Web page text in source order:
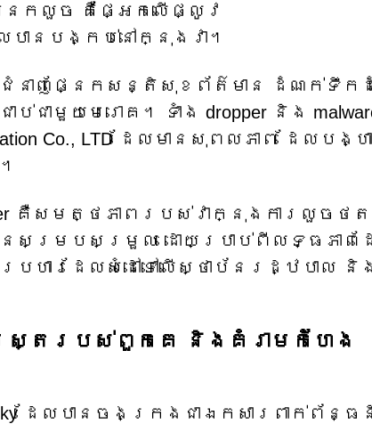
ោះអ្នកលួច គឺផ្អែកលើផ្លូវ
ដែលបានបង្កប់នៅក្នុងវា។
នាញផ្នែកសន្តិសុខព័ត៌មាន ដំណក់ទឹកដំ
ាមួយមេរោគ។ ទាំង dropper និង
Co., LTD ដែលមានសុពលភាព ដែលបង្
គឺសមត្ថភាពរបស់វាក្នុងការលួចថត
ានសម្របសម្រួល ដោយប្រាប់ពីលទ្ធភាពដ
រហារដែលសំដៅទៅលើស្ថាប័នរដ្ឋបាល និង
ត្ររបស់ពួកគេ និងគំរាមកំហែង
ដែលបានចងក្រងជាឯកសារពាក់ព័ន្ធ